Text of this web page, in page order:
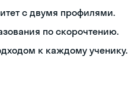
с двумя профилями.
по скорочтению.
к каждому ученику.